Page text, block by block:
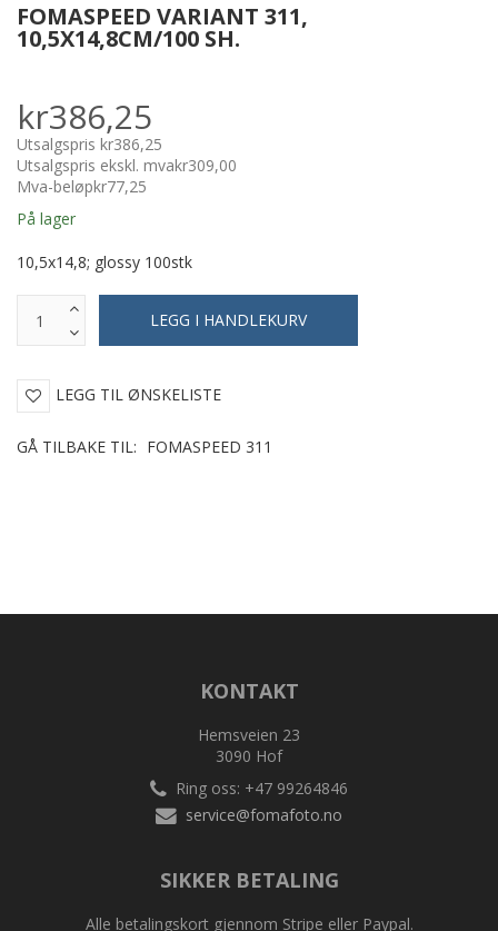
FOMASPEED VARIANT 311,
10,5X14,8CM/100 SH.
kr386,25
Utsalgspris kr386,25
Utsalgspris ekskl. mvakr309,00
Mva-beløpkr77,25
På lager
10,5x14,8; glossy 100stk
LEGG TIL ØNSKELISTE
GÅ TILBAKE TIL: FOMASPEED 311
KONTAKT
Hemsveien 23
3090 Hof
Ring oss: +47 99264846
service@fomafoto.no
SIKKER BETALING
Alle betalingskort gjennom Stripe eller Paypal.